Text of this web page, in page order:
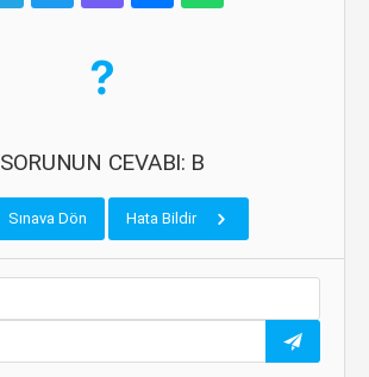
SORUNUN CEVABI: B
Sınava Dön Hata Bildir